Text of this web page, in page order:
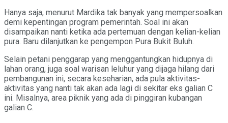
Hanya saja, menurut Mardika tak banyak yang mempersoalkan
demi kepentingan program pemerintah. Soal ini akan
disampaikan nanti ketika ada pertemuan dengan kelian-kelian
pura. Baru dilanjutkan ke pengempon Pura Bukit Buluh.
Selain petani penggarap yang menggantungkan hidupnya di
lahan orang, juga soal warisan leluhur yang dijaga hilang dari
pembangunan ini, secara keseharian, ada pula aktivitas-
aktivitas yang nanti tak akan ada lagi di sekitar eks galian C
ini. Misalnya, area piknik yang ada di pinggiran kubangan
galian C.